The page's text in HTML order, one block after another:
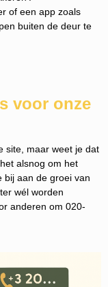
of een app zoals
buiten de deur te
voor onze
site, maar weet je dat
alsnog om het
bij aan de groei van
wél worden
anderen om 020-